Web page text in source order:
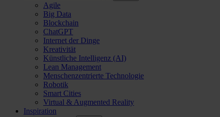
Agile
Big Data
Blockchain
ChatGPT
Internet der Dinge
Kreativität
Künstliche Intelligenz (AI)
Lean Management
Menschenzentrierte Technologie
Robotik
Smart Cities
Virtual & Augmented Reality
Inspiration